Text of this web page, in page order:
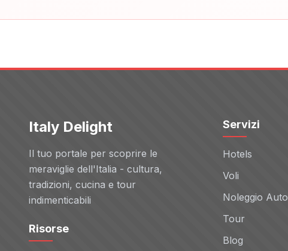
Italy Delight
Il tuo portale per scoprire le
meraviglie dell'Italia - cultura,
tradizioni, cucina e tour
indimenticabili
Risorse
Servizi
Hotels
Voli
Noleggio Auto
Tour
Blog